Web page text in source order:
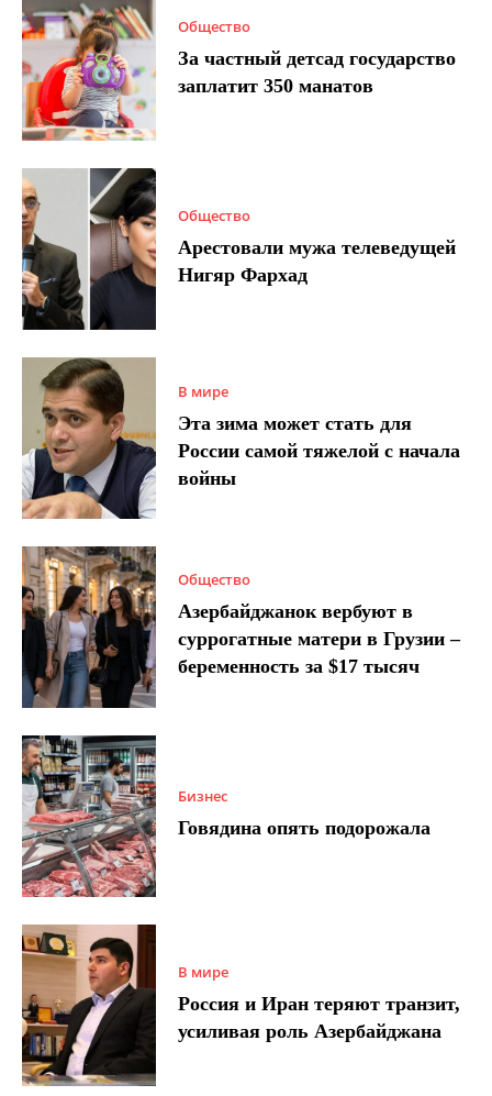
Общество
За частный детсад государство
заплатит 350 манатов
Общество
Арестовали мужа телеведущей
Нигяр Фархад
В мире
Эта зима может стать для
России самой тяжелой с начала
войны
Общество
Азербайджанок вербуют в
суррогатные матери в Грузии –
беременность за $17 тысяч
Бизнес
Говядина опять подорожала
В мире
Россия и Иран теряют транзит,
усиливая роль Азербайджана